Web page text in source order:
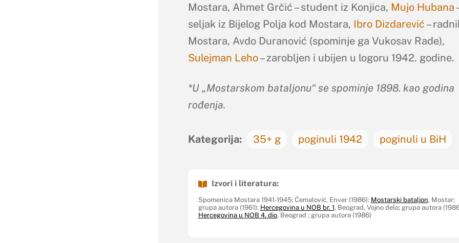
Mostara, Ahmet Grčić – student iz Konjica, Mujo Hubana
seljak iz Bijelog Polja kod Mostara, Ibro Dizdarević –
Mostara, Avdo Duranović (spominje ga Vukosav Rade),
Sulejman Leho– zarobljen i ubijen u logoru 1942. godine.
*U „Mostarskom bataljonu“ se spominje 1898. kao godina
rođenja.
Kategorija: 35+ g poginuli 1942 poginuli u BiH
Izvori i literatura:
Spomenica Mostara 1941-1945; Ćemalović, Enver (1986): Mostarski bataljon, Mostar;
grupa autora (1961): Hercegovina u NOB br. 1, Beograd, Vojno delo; grupa autora
Hercegovina u NOB 4. dio, Beograd ; grupa autora (1986)